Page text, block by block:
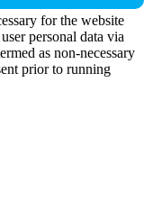
for the website
personal data via
as non-necessary
prior to running